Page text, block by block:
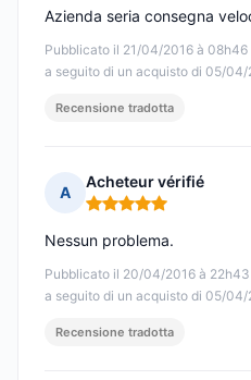
Pubblicato il 21/04/2016 à 08h46
a seguito di un acquisto di 05/04/
Azienda seria consegna
Recensione tradotta
A
Acheteur vérifié
Nota: 5 su 5
Pubblicato il 20/04/2016 à 22h43
a seguito di un acquisto di 05/04/
Nessun problema.
Recensione tradotta